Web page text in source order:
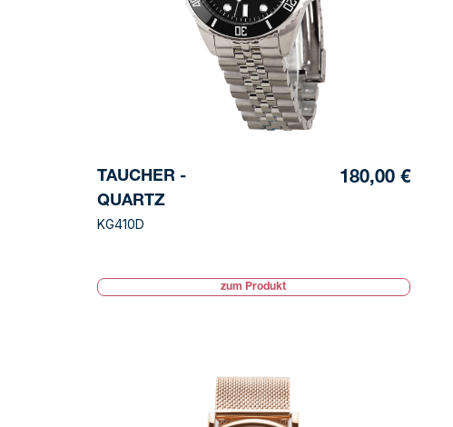
TAUCHER -
QUARTZ
KG410D
180,00 €
zum Produkt